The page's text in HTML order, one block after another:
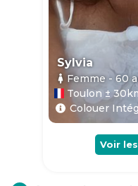
Sylvia
Femme - 60
Toulon ±
Colouer
Voir les